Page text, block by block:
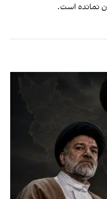
نمانده است.